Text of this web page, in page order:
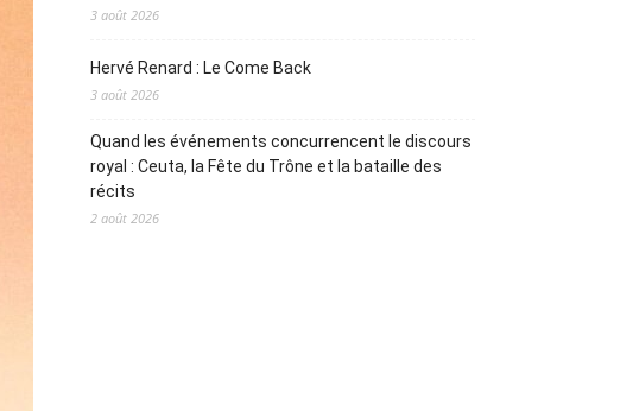
3 août 2026
Hervé Renard : Le Come Back
3 août 2026
Quand les événements concurrencent le discours
royal : Ceuta, la Fête du Trône et la bataille des
récits
2 août 2026